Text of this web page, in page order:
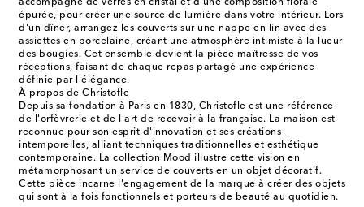
accompagné de verres en cristal et d'une composition florale
épurée, pour créer une source de lumière dans votre intérieur. Lors
d'un dîner, arrangez les couverts sur une nappe en lin avec des
assiettes en porcelaine, créant une atmosphère intimiste à la lueur
des bougies. Cet ensemble devient la pièce maîtresse de vos
réceptions, faisant de chaque repas partagé une expérience
définie par l'élégance.
À propos de Christofle
Depuis sa fondation à Paris en 1830, Christofle est une référence
de l'orfèvrerie et de l'art de recevoir à la française. La maison est
reconnue pour son esprit d'innovation et ses créations
intemporelles, alliant techniques traditionnelles et esthétique
contemporaine. La collection Mood illustre cette vision en
métamorphosant un service de couverts en un objet décoratif.
Cette pièce incarne l'engagement de la marque à créer des objets
qui sont à la fois fonctionnels et porteurs de beauté au quotidien.